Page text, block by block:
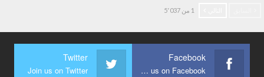
1 من 5٬037
Facebook
Join us on Facebook
Twitter
Join us on Twitter